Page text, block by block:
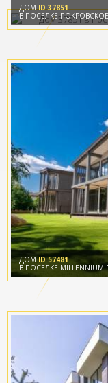
ДОМID 37851
В ПОСЁЛКЕ
ДОМID 57481
В ПОСЁЛКЕ MILLENNIUM